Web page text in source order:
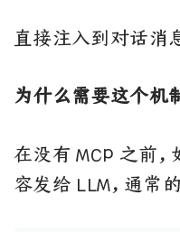
直接注入到对话消
为什么需要这个机
在没有 MCP 之前
容发给 LLM，通常